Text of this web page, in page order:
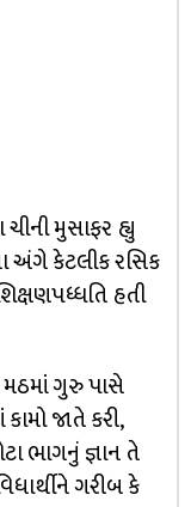
મુસાફર હ્યુ
અંગે કેટલીક રસિક
હતી
મઠમાં ગુરુ પાસે
જાતે કરી,
ભાગનું જ્ઞાન તે
ગરીબ કે